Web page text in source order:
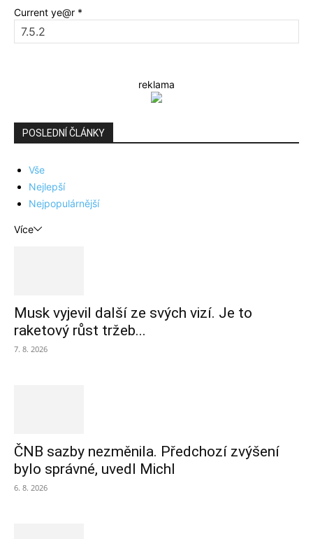
Current ye@r *
reklama
POSLEDNÍ ČLÁNKY
Vše
Nejlepší
Nejpopulárnější
Více
Musk vyjevil další ze svých vizí. Je to
raketový růst tržeb...
7. 8. 2026
ČNB sazby nezměnila. Předchozí zvýšení
bylo správné, uvedl Michl
6. 8. 2026